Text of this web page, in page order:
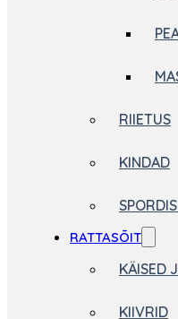
RIIETUS
KINDAD
RATTASÕIT
KÄISED
KIIVRID